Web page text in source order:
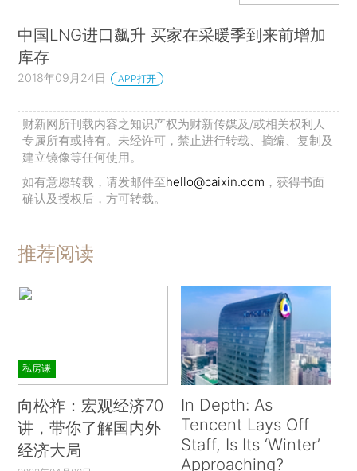
中国LNG进口飙升 买家在采暖季到来前增加
库存
2018年09月24日 APP打开
财新网所刊载内容之知识产权为财新传媒及/或相关权利人
专属所有或持有。未经许可，禁止进行转载、摘编、复制及
建立镜像等任何使用。
如有意愿转载，请发邮件至hello@caixin.com ，获得书面
确认及授权后，方可转载。
推荐阅读
私房课
向松祚：宏观经济70
讲，带你了解国内外
经济大局
In Depth: As
Tencent Lays Off
Staff, Is Its ‘Winter’
Approaching?